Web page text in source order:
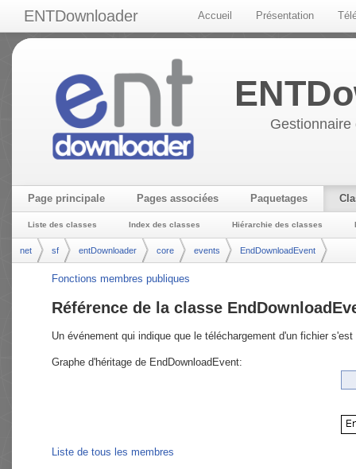
ENTDownloader Accueil Présentation
Page principale Pages associées Paquetages
Liste des classes Index des classes Hiérarchie des classes
net sf entDownloader core events EndDownloadEvent
Fonctions membres publiques
Référence de la classe
Un événement qui indique que le téléchargement d'un fichier
Graphe d'héritage de EndDownloadEvent:
Liste de tous les membres